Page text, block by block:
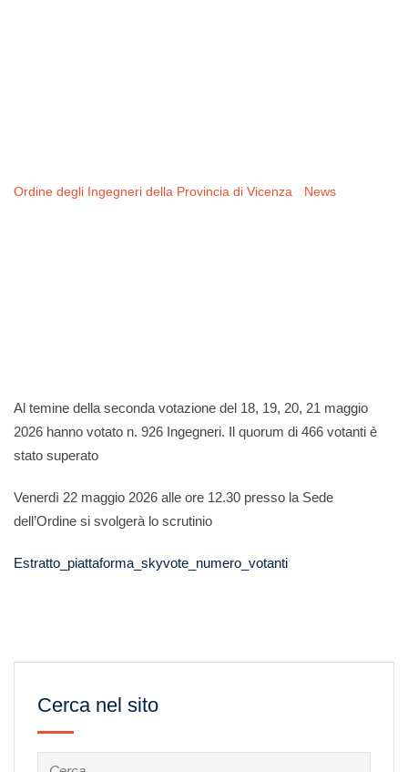
Ordine degli Ingegneri della Provincia di Vicenza News
Al temine della seconda votazione del 18, 19, 20, 21 maggio
2026 hanno votato n. 926 Ingegneri. Il quorum di 466 votanti è
stato superato
Venerdì 22 maggio 2026 alle ore 12.30 presso la Sede
dell’Ordine si svolgerà lo scrutinio
Estratto_piattaforma_skyvote_numero_votanti
Cerca nel sito
Ricerca